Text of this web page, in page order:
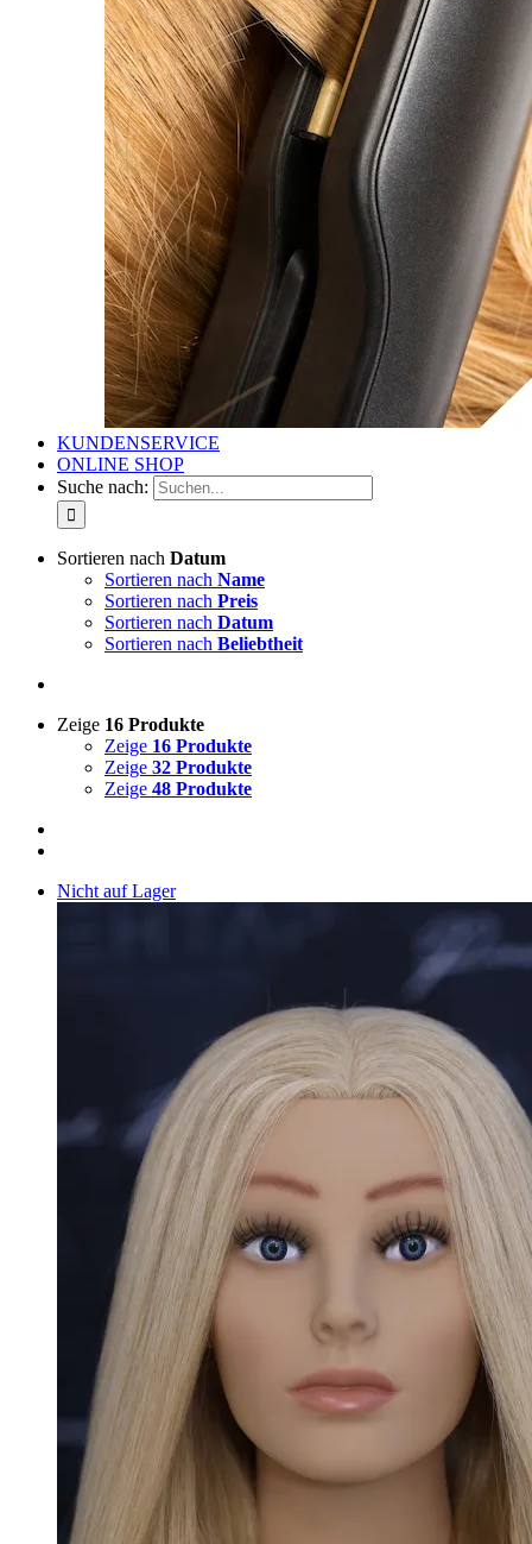
KUNDENSERVICE
ONLINE SHOP
Suche nach:
Sortieren nach Datum
Sortieren nach Name
Sortieren nach Preis
Sortieren nach Datum
Sortieren nach Beliebtheit
Zeige 16 Produkte
Zeige 16 Produkte
Zeige 32 Produkte
Zeige 48 Produkte
Nicht auf Lager